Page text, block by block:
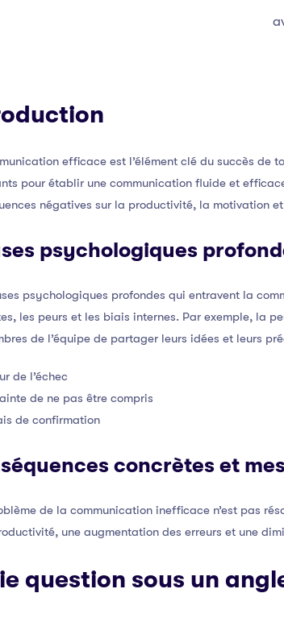
efficace est l’élément clé du succès de
pour établir une communication fluide et
négatives sur la productivité, la motivation
psychologiques
psychologiques profondes qui entravent la
les peurs et les biais internes. Par exemple, la
de l’équipe de partager leurs idées et leurs
de l’échec
de ne pas être compris
de confirmation
concrètes et
de la communication inefficace n’est pas
une augmentation des erreurs et une
question sous un